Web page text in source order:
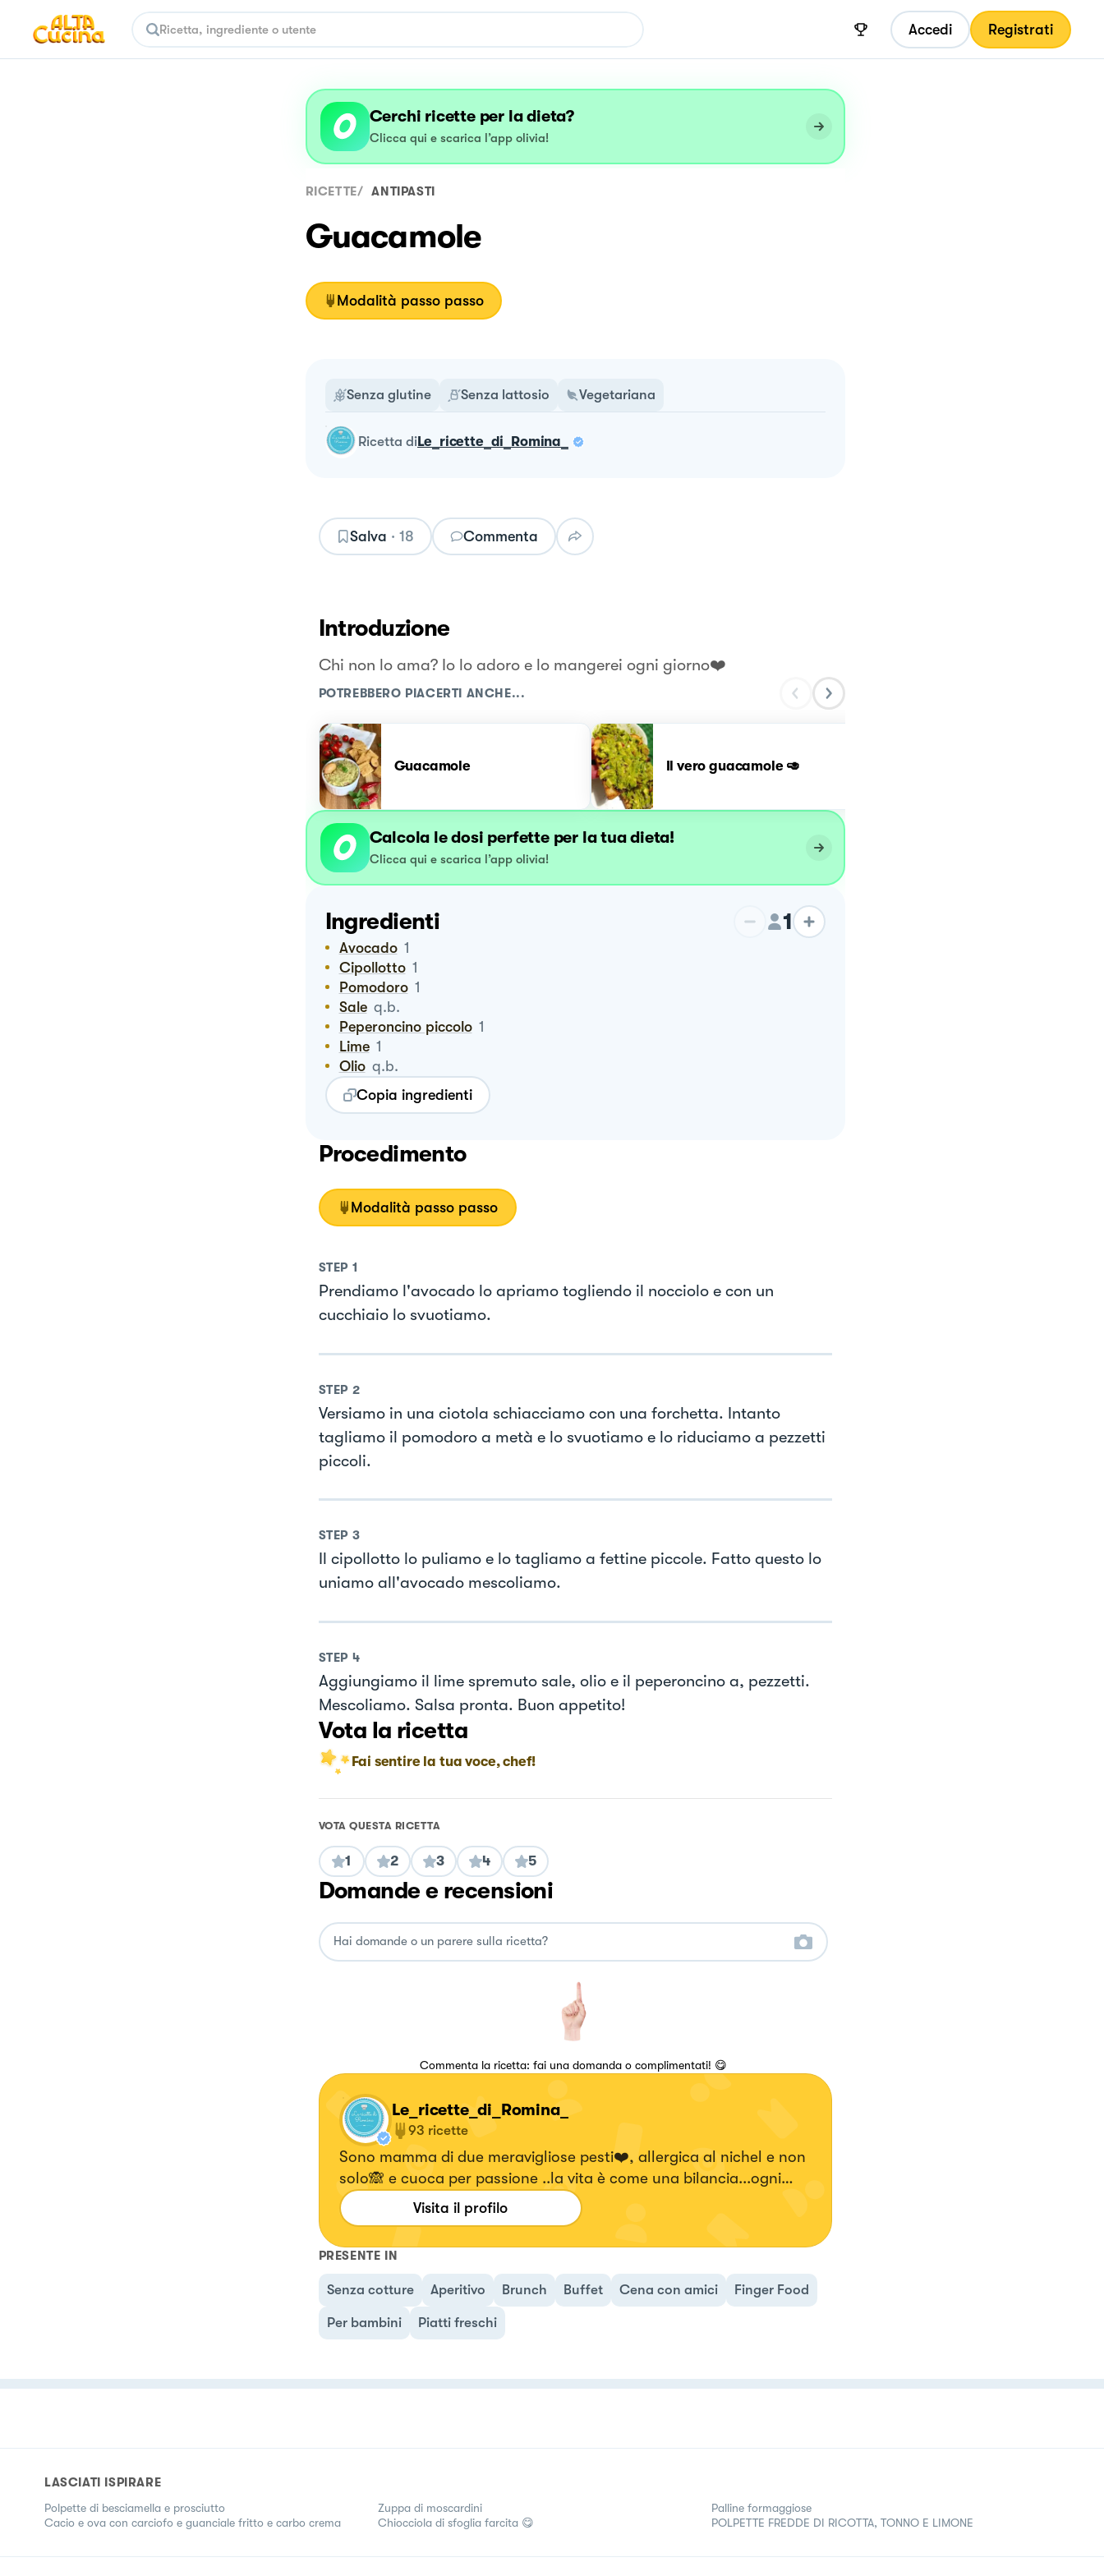
Accedi Registrati
Cerchi ricette per la dieta?
Clicca qui e scarica l’app olivia!
RICETTE/ ANTIPASTI
Guacamole
Modalità passo passo
Senza glutine Senza lattosio Vegetariana
ricetta diLe_ricette_di_Romina_
Salva · 18 Commenta
Introduzione
Chi non lo ama? Io lo adoro e lo mangerei ogni giorno❤️
POTREBBERO PIACERTI ANCHE...
Guacamole Il vero guacamole 🥑
Calcola le dosi perfette per la tua dieta!
Clicca qui e scarica l’app olivia!
Ingredienti 1
Avocado 1
Cipollotto 1
Pomodoro 1
Sale q.b.
Peperoncino piccolo 1
Lime 1
Olio q.b.
Copia ingredienti
Procedimento
Modalità passo passo
STEP 1
Prendiamo l'avocado lo apriamo togliendo il nocciolo e con un
cucchiaio lo svuotiamo.
STEP 2
Versiamo in una ciotola schiacciamo con una forchetta. Intanto
tagliamo il pomodoro a metà e lo svuotiamo e lo riduciamo a pezzetti
piccoli.
STEP 3
Il cipollotto lo puliamo e lo tagliamo a fettine piccole. Fatto questo lo
uniamo all'avocado mescoliamo.
STEP 4
Aggiungiamo il lime spremuto sale, olio e il peperoncino a, pezzetti.
Mescoliamo. Salsa pronta. Buon appetito!
Vota la ricetta
Fai sentire la tua voce, chef!
VOTA QUESTA RICETTA
1 2 3 4 5
Domande e recensioni
Commenta la ricetta: fai una domanda o complimentati! 😋
Le_ricette_di_Romina_
93 ricette
Sono mamma di due meravigliose pesti❤️, allergica al nichel e non
solo🙈 e cuoca per passione ..la vita è come una bilancia...ogni
attimo è prezioso...carpe diem .se avete voglia seguite le mie
pagine vi aspetto ❤️
Visita il profilo
PRESENTE IN
Senza cotture Aperitivo Brunch Buffet Cena con amici Finger Food
Per bambini Piatti freschi
LASCIATI ISPIRARE
Polpette di besciamella e prosciutto
Cacio e ova con carciofo e guanciale fritto e carbo crema
Zuppa di moscardini
Chiocciola di sfoglia farcita 😋
Palline formaggiose
POLPETTE FREDDE DI RICOTTA, TONNO E LIMONE